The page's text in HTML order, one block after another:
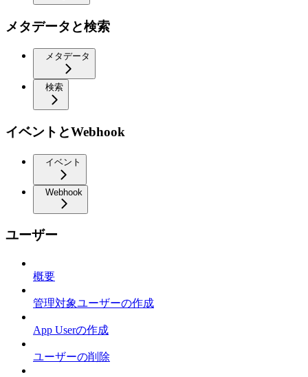
メタデータと検索
メタデータ
検索
イベントとWebhook
イベント
Webhook
ユーザー
概要
管理対象ユーザーの作成
App Userの作成
ユーザーの削除